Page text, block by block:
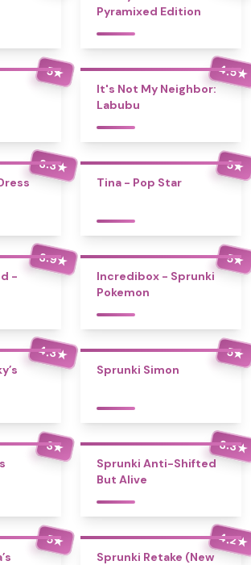
Pyramixed Edition
5★ 4.5★
It's Not My Neighbor:
Labubu
3.3★ 5★
Tina - Pop Star
3.9★
-
5★
Incredibox - Sprunki
Pokemon
4.3★ 5★
Sprunki Simon
3★ 3.3★
Sprunki Anti-Shifted
But Alive
5★ 4.2★
Sprunki Retake (New